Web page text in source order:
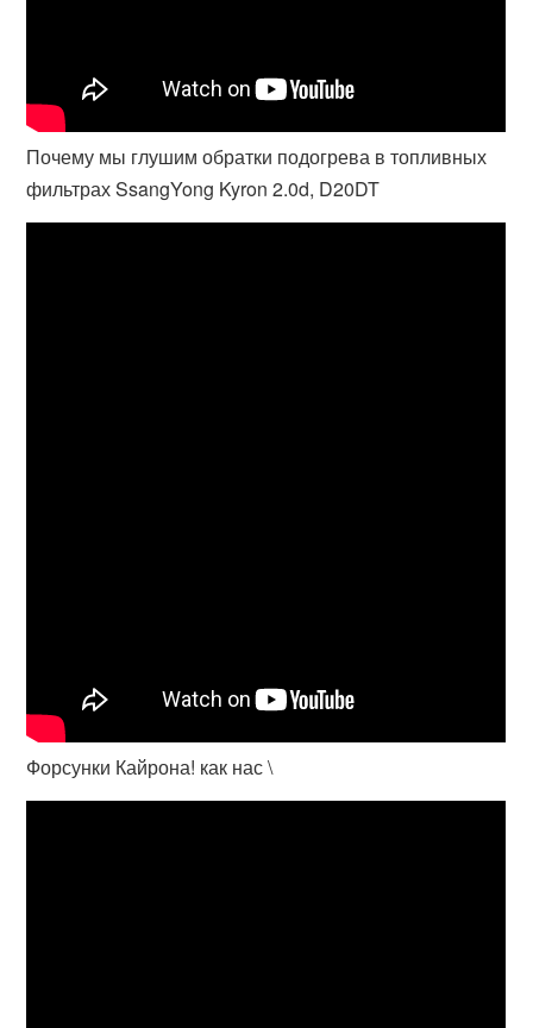
Почему мы глушим обратки подогрева в топливных
фильтрах SsangYong Kyron 2.0d, D20DT
Форсунки Кайрона! как нас \